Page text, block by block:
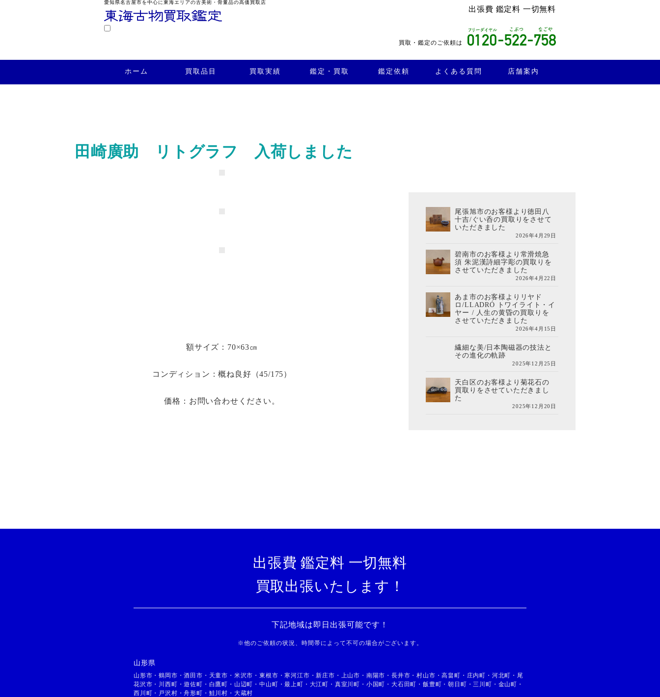
愛知県名古屋市を中心に東海エリアの古美術・骨董品の高価買取店
出張費 鑑定料 一切無料
買取・鑑定のご依頼は
ホーム 買取品目 買取実績 鑑定・買取 鑑定依頼 よくある質問 店舗案内
田崎廣助 リトグラフ 入荷しました
額サイズ：70×63㎝
コンディション：概ね良好（45/175）
価格：お問い合わせください。
尾張旭市のお客様より徳田八
十吉/ぐい呑の買取りをさせて
いただきました
2026年4月29日
碧南市のお客様より常滑焼急
須 朱泥漢詩細字彫の買取りを
させていただきました
2026年4月22日
あま市のお客様よりリヤド
ロ/LLADRÓ トワイライト・イ
ヤー / 人生の黄昏の買取りを
させていただきました
2026年4月15日
繊細な美/日本陶磁器の技法と
その進化の軌跡
2025年12月25日
天白区のお客様より菊花石の
買取りをさせていただきまし
た
2025年12月20日
出張費 鑑定料 一切無料
買取出張いたします！
下記地域は即日出張可能です！
※他のご依頼の状況、時間帯によって不可の場合がございます。
山形県
山形市 ・鶴岡市 ・酒田市 ・ 天童市 ・ 米沢市 ・東根市 ・寒河江市 ・新庄市 ・ 上山市 ・ 南陽市 ・ 長井市 ・村山市 ・高畠町 ・ 庄内町 ・ 河北町 ・ 尾
花沢市 ・ 川西町 ・遊佐町 ・ 白鷹町 ・ 山辺町 ・中山町 ・最上町 ・ 大江町 ・ 真室川町 ・ 小国町 ・ 大石田町 ・ 飯豊町 ・朝日町 ・三川町 ・ 金山町 ・
西川町 ・ 戸沢村 ・舟形町 ・ 鮭川村 ・ 大蔵村